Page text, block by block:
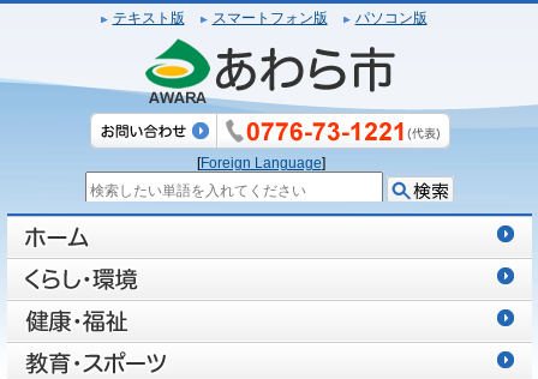
テキスト版 スマートフォン版 パソコン版
[Foreign Language]